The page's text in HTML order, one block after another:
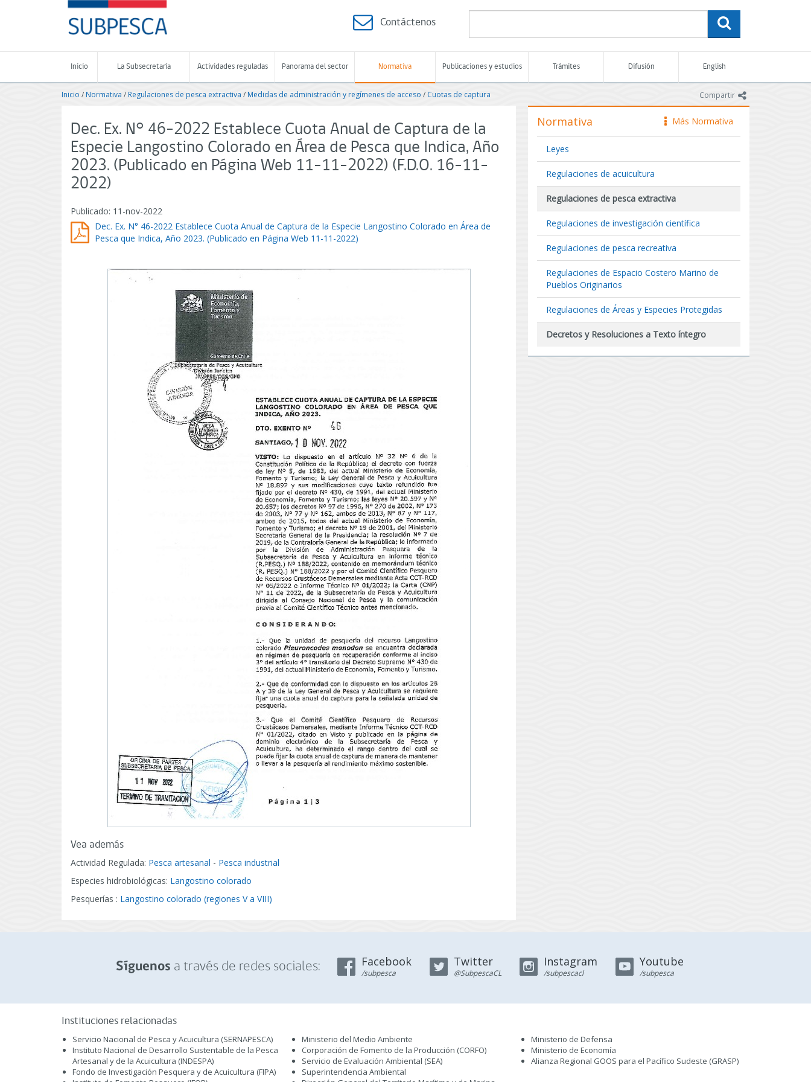
-
Subsecretaría
de
Pesca
Acuicultura
-
de
Chile
Contáctenos
Inicio La Subsecretaría Actividades reguladas Panorama del sector Normativa Publicaciones y estudios Trámites Difusión English
Compartir icono
Inicio /Normativa / Regulaciones de pesca extractiva /Medidas de administración y regímenes de acceso / Cuotas de captura
Dec. Ex. N° 46-2022 Establece Cuota Anual de Captura de la
Especie Langostino Colorado en Área de Pesca que Indica, Año
2023. (Publicado en Página Web 11-11-2022) (F.D.O. 16-11-
2022)
Publicado: 11-nov-2022
Dec. Ex. N° 46-2022 Establece Cuota Anual de Captura de la Especie Langostino Colorado en Área de
Pesca que Indica, Año 2023. (Publicado en Página Web 11-11-2022)
Vea además
Actividad Regulada: Pesca artesanal - Pesca industrial
Especies hidrobiológicas: Langostino colorado
Pesquerías : Langostino colorado (regiones V a VIII)
icono
Más Normativa
Normativa
Leyes
Regulaciones de acuicultura
Regulaciones de pesca extractiva
Regulaciones de investigación científica
Regulaciones de pesca recreativa
Regulaciones de Espacio Costero Marino de
Pueblos Originarios
Regulaciones de Áreas y Especies Protegidas
Decretos y Resoluciones a Texto íntegro
Síguenos a través de redes sociales: Facebook
/subpesca
Twitter
@SubpescaCL
Instagram
/subpescacl
Youtube
/subpesca
Instituciones relacionadas
Servicio Nacional de Pesca y Acuicultura (SERNAPESCA)
Instituto Nacional de Desarrollo Sustentable de la Pesca
Artesanal y de la Acuicultura (INDESPA)
Fondo de Investigación Pesquera y de Acuicultura (FIPA)
Ministerio del Medio Ambiente
Corporación de Fomento de la Producción (CORFO)
Servicio de Evaluación Ambiental (SEA)
Superintendencia Ambiental
Ministerio de Defensa
Ministerio de Economía
Alianza Regional GOOS para el Pacífico Sudeste (GRASP)